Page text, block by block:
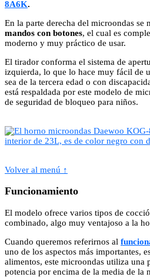
8A6K.
En la parte derecha del microondas se
mandos con botones, el cual es
moderno y muy práctico de usar.
El tirador conforma el sistema de
izquierda, lo que lo hace muy fácil de
sea de la tercera edad o con
está respaldada por este modelo de
de seguridad de bloqueo para niños.
Volver al menú ↑
Funcionamiento
El modelo ofrece varios tipos de
combinado, algo muy ventajoso a la
Cuando queremos referirnos al
uno de los aspectos más importantes,
alimentos, este microondas utiliza una
potencia por encima de la media de la